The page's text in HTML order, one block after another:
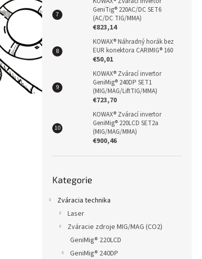
GeniTig® 220AC/DC SET6
(AC/DC TIG/MMA)
€823,14
KOWAX® Náhradný horák bez
EUR konektora CARIMIG® 160
€50,01
KOWAX® Zvárací invertor
GeniMig® 240DP SET1
(MIG/MAG/LiftTIG/MMA)
€723,70
KOWAX® Zvárací invertor
GeniMig® 220LCD SET2a
(MIG/MAG/MMA)
€900,46
kategorie
Kategorie
Zváracia technika
Laser
Zváracie zdroje MIG/MAG (CO2)
GeniMig® 220LCD
GeniMig® 240DP